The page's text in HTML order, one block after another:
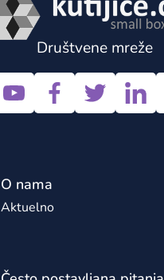
Društvene mreže
O nama
Aktuelno